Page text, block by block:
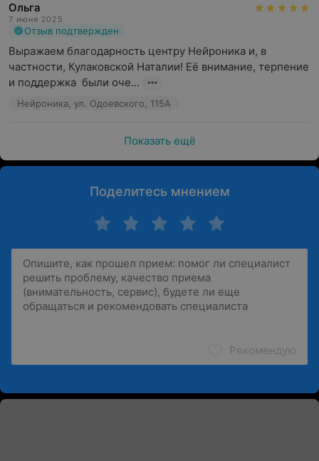
Ольга
7 июня 2025
Отзыв подтвержден
Выражаем благодарность центру Нейроника и, в
частности, Кулаковской Наталии! Её внимание, терпение
и поддержка  были оче...
Нейроника, ул. Одоевского, 115А
Показать ещё
Поделитесь мнением
Рекомендую